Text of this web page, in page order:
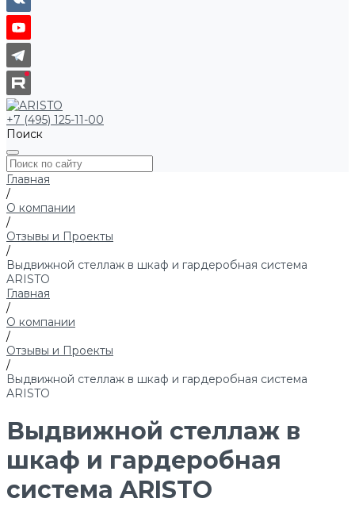
+7 (495) 125-11-00
Поиск
Главная
/
О компании
/
Отзывы и Проекты
/
Выдвижной стеллаж в шкаф и гардеробная система
ARISTO
Главная
/
О компании
/
Отзывы и Проекты
/
Выдвижной стеллаж в шкаф и гардеробная система
ARISTO
Выдвижной стеллаж в
шкаф и гардеробная
система ARISTO